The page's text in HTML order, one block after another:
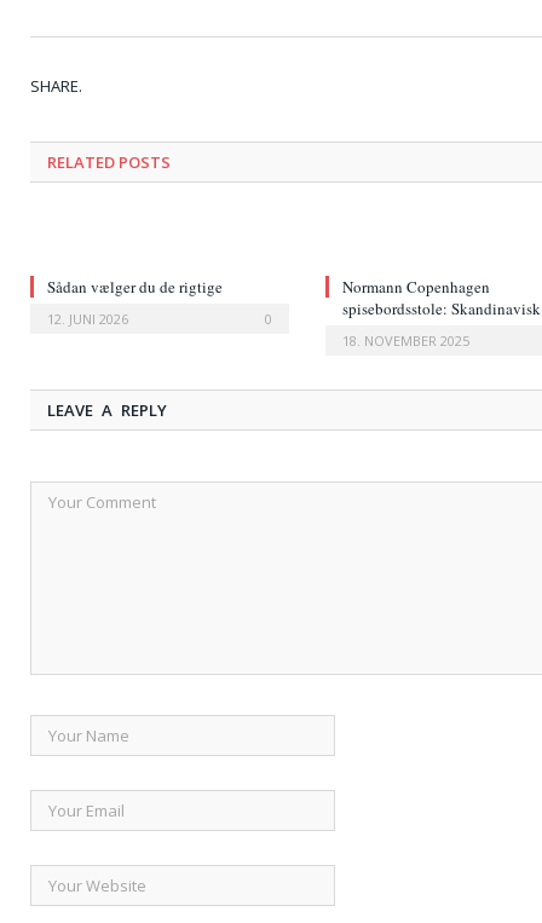
SHARE.
RELATED POSTS
Sådan vælger du de rigtige
12. JUNI 2026 0
Normann Copenhagen
spisebordsstole: Skandinavisk
18. NOVEMBER 2025
LEAVE A REPLY